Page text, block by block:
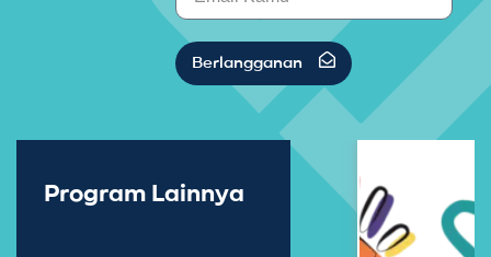
Berlangganan
Program Lainnya